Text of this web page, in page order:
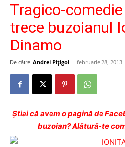
Tragico-
trece buzoianul
Dinamo
De către Andrei Pițigoi - februarie 28, 2013
Ştiai că avem o pagină de
buzoian? Alătură-te